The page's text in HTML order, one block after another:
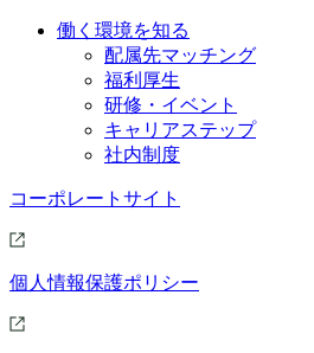
働く環境を知る
配属先マッチング
福利厚生
研修・イベント
キャリアステップ
社内制度
コーポレートサイト
個人情報保護ポリシー